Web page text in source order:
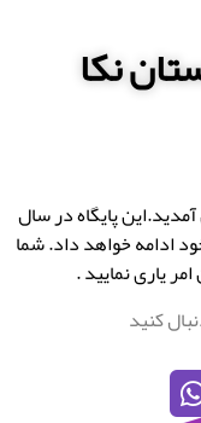
نکا
پایگاه در سال
خود ادامه خواهد داد. شما
یاری نمایید .
کنید